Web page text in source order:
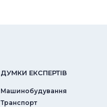
ДУМКИ ЕКСПЕРТIВ
Машинобудування
Транспорт